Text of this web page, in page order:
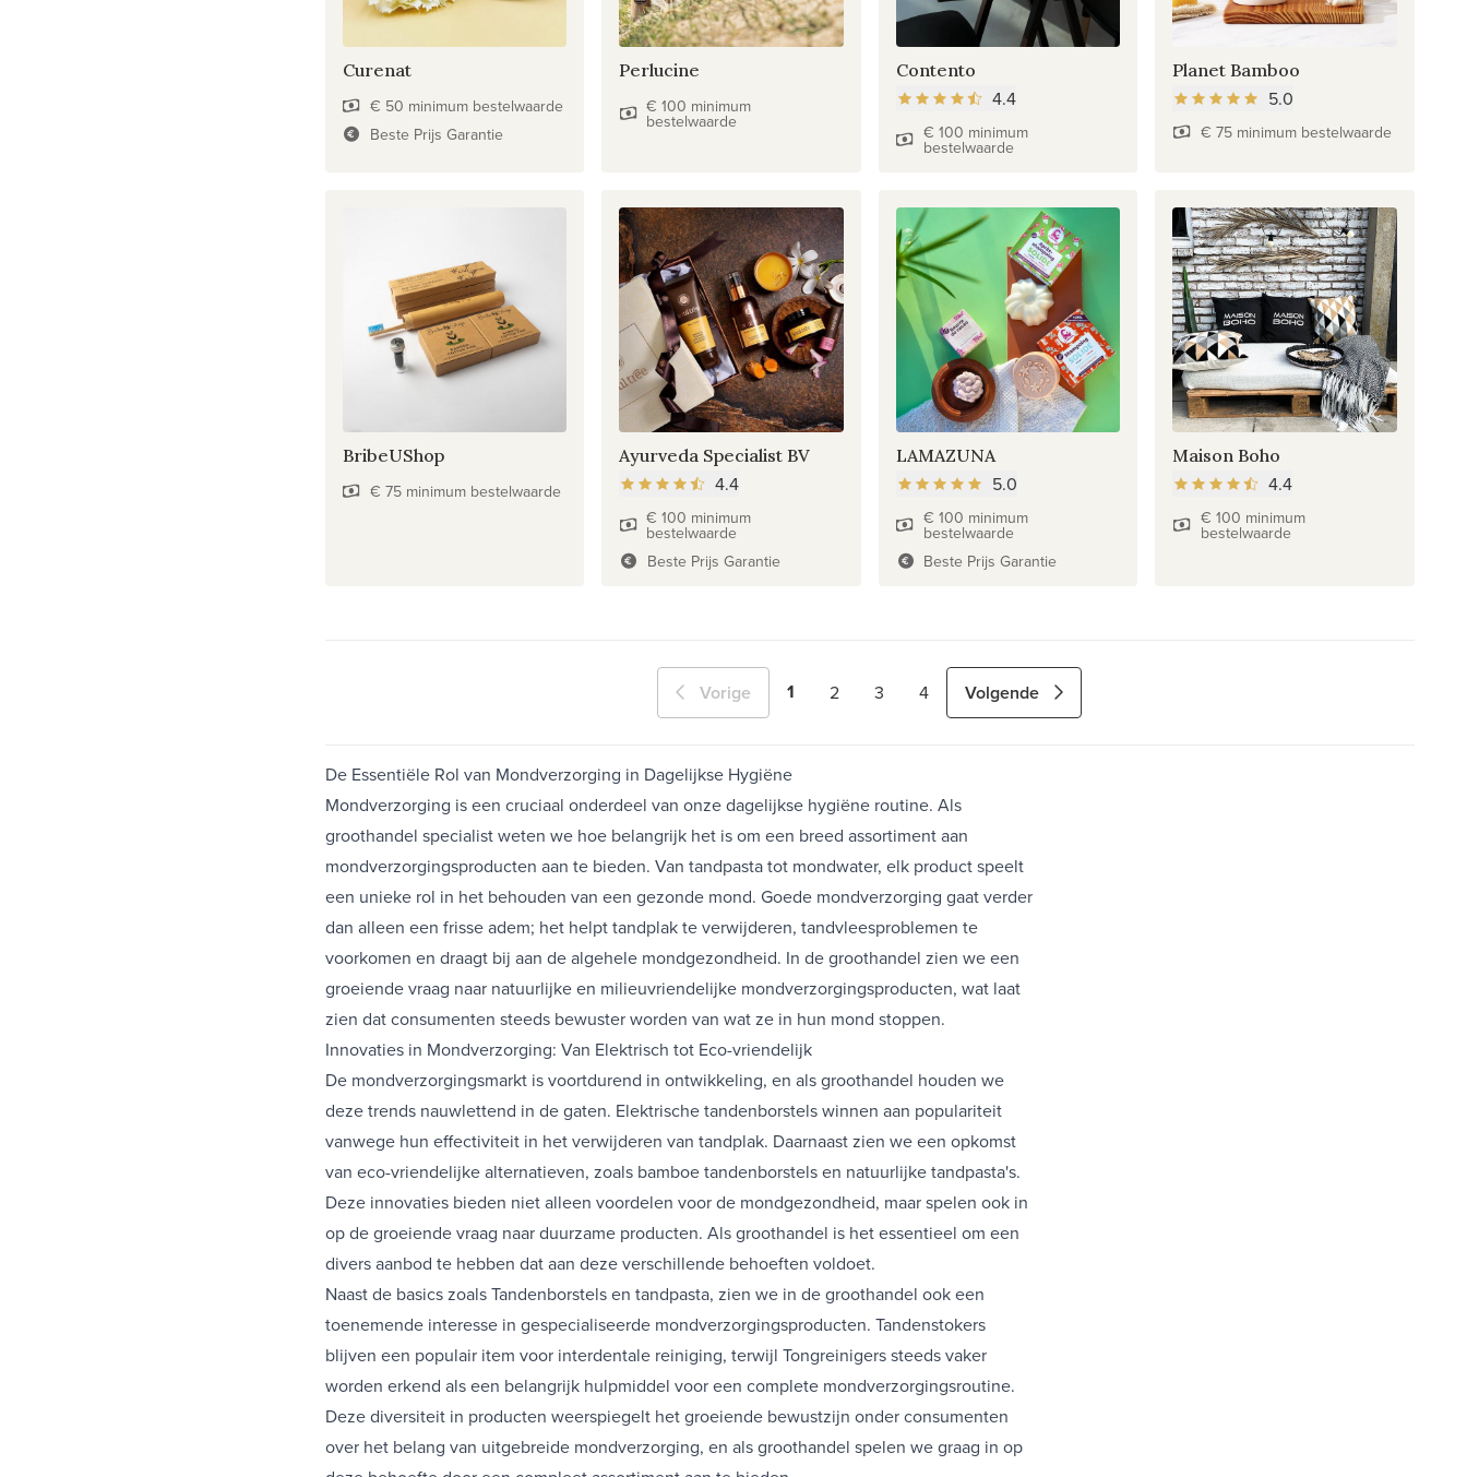
Curenat
€ 50 minimum bestelwaarde
Beste Prijs Garantie
Perlucine
€ 100 minimum
bestelwaarde
Contento
4.4
€ 100 minimum
bestelwaarde
Planet Bamboo
5.0
€ 75 minimum bestelwaarde
BribeUShop
€ 75 minimum bestelwaarde
Ayurveda Specialist BV
4.4
€ 100 minimum
bestelwaarde
Beste Prijs Garantie
LAMAZUNA
5.0
€ 100 minimum
bestelwaarde
Beste Prijs Garantie
Maison Boho
4.4
€ 100 minimum
bestelwaarde
Vorige 1 2 3 4 Volgende
De Essentiële Rol van Mondverzorging in Dagelijkse Hygiëne
Mondverzorging is een cruciaal onderdeel van onze dagelijkse hygiëne routine. Als
groothandel specialist weten we hoe belangrijk het is om een breed assortiment aan
mondverzorgingsproducten aan te bieden. Van tandpasta tot mondwater, elk product speelt
een unieke rol in het behouden van een gezonde mond. Goede mondverzorging gaat verder
dan alleen een frisse adem; het helpt tandplak te verwijderen, tandvleesproblemen te
voorkomen en draagt bij aan de algehele mondgezondheid. In de groothandel zien we een
groeiende vraag naar natuurlijke en milieuvriendelijke mondverzorgingsproducten, wat laat
zien dat consumenten steeds bewuster worden van wat ze in hun mond stoppen.
Innovaties in Mondverzorging: Van Elektrisch tot Eco-vriendelijk
De mondverzorgingsmarkt is voortdurend in ontwikkeling, en als groothandel houden we
deze trends nauwlettend in de gaten. Elektrische tandenborstels winnen aan populariteit
vanwege hun effectiviteit in het verwijderen van tandplak. Daarnaast zien we een opkomst
van eco-vriendelijke alternatieven, zoals bamboe tandenborstels en natuurlijke tandpasta's.
Deze innovaties bieden niet alleen voordelen voor de mondgezondheid, maar spelen ook in
op de groeiende vraag naar duurzame producten. Als groothandel is het essentieel om een
divers aanbod te hebben dat aan deze verschillende behoeften voldoet.
Naast de basics zoalsTandenborstelsen tandpasta, zien we in de groothandel ook een
toenemende interesse in gespecialiseerde mondverzorgingsproducten. Tandenstokers
blijven een populair item voor interdentale reiniging, terwijl Tongreinigerssteeds vaker
worden erkend als een belangrijk hulpmiddel voor een complete mondverzorgingsroutine.
Deze diversiteit in producten weerspiegelt het groeiende bewustzijn onder consumenten
over het belang van uitgebreide mondverzorging, en als groothandel spelen we graag in op